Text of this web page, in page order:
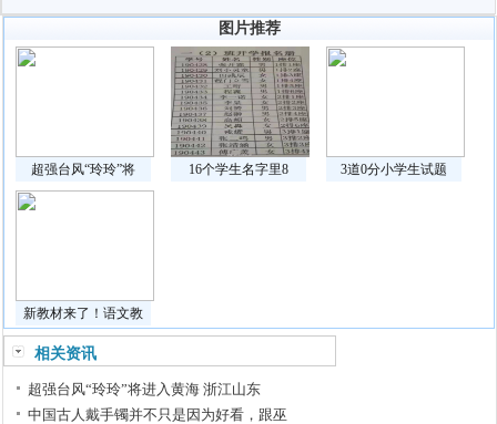
图片推荐
超强台风“玲玲”将 16个学生名字里8 3道0分小学生试题
新教材来了！语文教
相关资讯
超强台风“玲玲”将进入黄海 浙江山东
中国古人戴手镯并不只是因为好看，跟巫